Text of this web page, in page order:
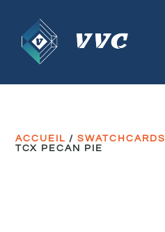
ACCUEIL /SWATCHCARDS
TCX PECAN PIE